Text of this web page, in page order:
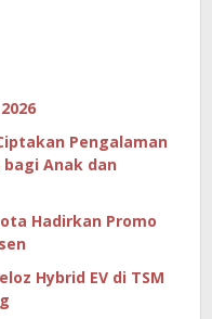
Pengalaman
Anak dan
Hadirkan Promo
Hybrid EV di TSM